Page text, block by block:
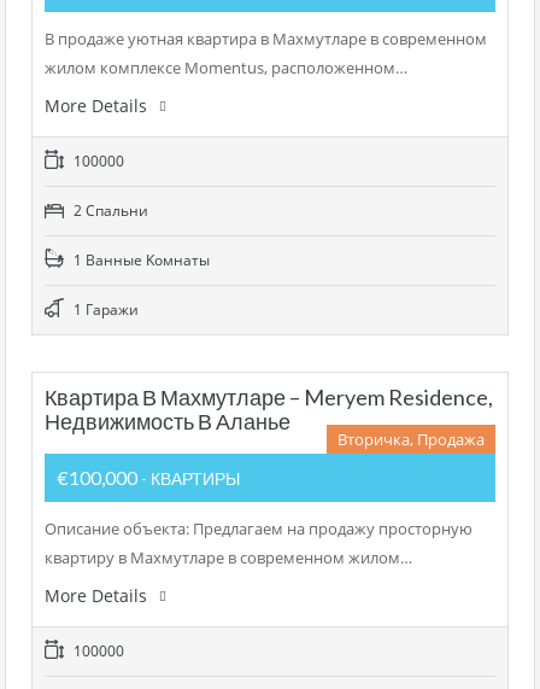
В продаже уютная квартира в Махмутларе в современном
жилом комплексе Momentus, расположенном…
More Details
100000
2 Cпальни
1 Bанные Kомнаты
1 Гаражи
Квартира В Махмутларе – Meryem Residence,
Недвижимость В Аланье
Вторичка, Продажа
€100,000 - КВАРТИРЫ
Описание объекта: Предлагаем на продажу просторную
квартиру в Махмутларе в современном жилом…
More Details
100000